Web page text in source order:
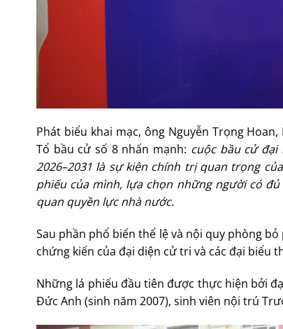
Phát biểu khai mạc, ông Nguyễn Trọng
Tổ bầu cử số 8 nhấn mạnh: cuộc bầu cử đại
2026–2031 là sự kiện chính trị quan trọng
phiếu của mình, lựa chọn những người có
quan quyền lực nhà nước.
Sau phần phổ biến thể lệ và nội quy phòng
chứng kiến của đại diện cử tri và các đại biểu
Những lá phiếu đầu tiên được thực hiện bởi
Đức Anh (sinh năm 2007), sinh viên nội trú